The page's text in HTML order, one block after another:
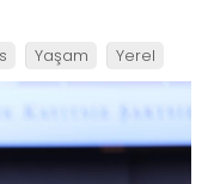
Yaşam Yerel